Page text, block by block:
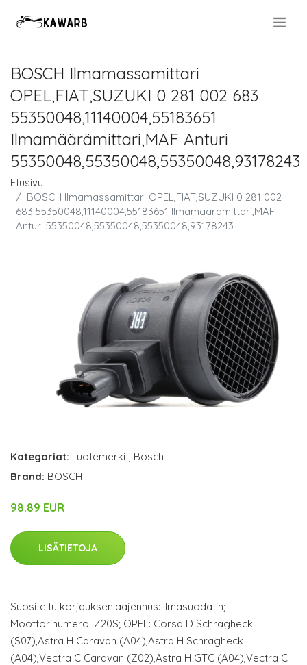
BOSCH Ilmamassamittari
OPEL,FIAT,SUZUKI 0 281 002 683
55350048,11140004,55183651
Ilmamäärämittari,MAF Anturi
55350048,55350048,55350048,93178243
Etusivu
BOSCH Ilmamassamittari OPEL,FIAT,SUZUKI 0 281 002
683 55350048,11140004,55183651 Ilmamäärämittari,MAF
Anturi 55350048,55350048,55350048,93178243
Kategoriat: Tuotemerkit Bosch
Brand: BOSCH
98.89 EUR
LISÄTIETOJA
Suositeltu korjauksenlaajennus: Ilmasuodatin;
Moottorinumero: Z20S; OPEL: Corsa D Schrägheck
(S07),Astra H Caravan (A04),Astra H Schrägheck
(A04),Vectra C Caravan (Z02),Astra H GTC (A04),Vectra C